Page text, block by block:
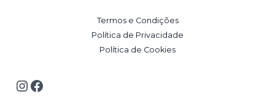
Termos e Condições
Política de Privacidade
Política de Cookies